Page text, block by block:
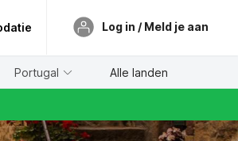
Log in / Meld je aan
Portugal Alle landen